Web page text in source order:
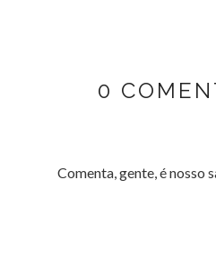
0
Comenta, gente, é nosso